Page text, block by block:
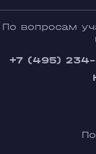
По вопросам
+7 (495) 234-